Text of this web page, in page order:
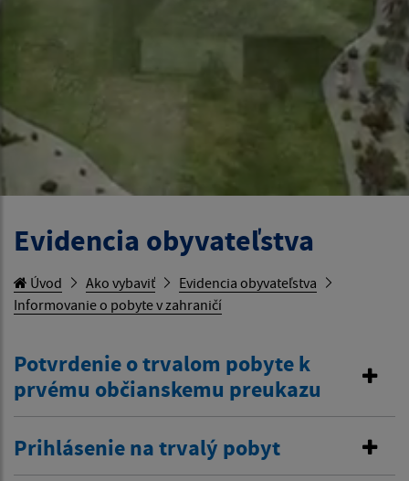
Evidencia obyvateľstva
Úvod Ako vybaviť
Evidencia obyvateľstva
Informovanie o pobyte v zahraničí
Potvrdenie o trvalom pobyte k
prvému občianskemu preukazu
Prihlásenie na trvalý pobyt